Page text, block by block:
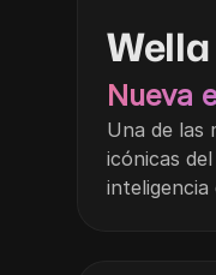
Wella
Nueva
Una de las
icónicas
inteligencia